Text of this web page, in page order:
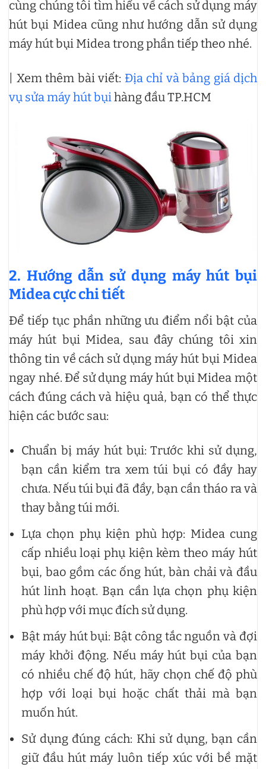
cùng chúng tôi tìm hiểu về cách sử dụng máy
hút bụi Midea cũng như hướng dẫn sử dụng
máy hút bụi Midea trong phần tiếp theo nhé.
| Xem thêm bài viết: Địa chỉ và bảng giá dịch
vụ sửa máy hút bụi hàng đầu TP.HCM
2. Hướng dẫn sử dụng máy hút bụi
Midea cực chi tiết
Để tiếp tục phần những ưu điểm nổi bật của
máy hút bụi Midea, sau đây chúng tôi xin
thông tin về cách sử dụng máy hút bụi Midea
ngay nhé. Để sử dụng máy hút bụi Midea một
cách đúng cách và hiệu quả, bạn có thể thực
hiện các bước sau:
Chuẩn bị máy hút bụi: Trước khi sử dụng,
bạn cần kiểm tra xem túi bụi có đầy hay
chưa. Nếu túi bụi đã đầy, bạn cần tháo ra và
thay bằng túi mới.
Lựa chọn phụ kiện phù hợp: Midea cung
cấp nhiều loại phụ kiện kèm theo máy hút
bụi, bao gồm các ống hút, bàn chải và đầu
hút linh hoạt. Bạn cần lựa chọn phụ kiện
phù hợp với mục đích sử dụng.
Bật máy hút bụi: Bật công tắc nguồn và đợi
máy khởi động. Nếu máy hút bụi của bạn
có nhiều chế độ hút, hãy chọn chế độ phù
hợp với loại bụi hoặc chất thải mà bạn
muốn hút.
Sử dụng đúng cách: Khi sử dụng, bạn cần
giữ đầu hút máy luôn tiếp xúc với bề mặt